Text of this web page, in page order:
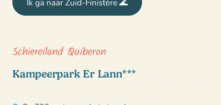
Ik ga naar Zuid-Finistère 🌊
Schiereiland Quiberon
Kampeerpark Er Lann***